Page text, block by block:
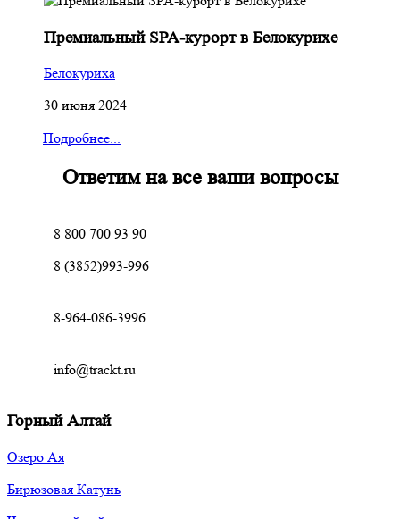
Премиальный SPA-курорт в Белокурихе
Белокуриха
30 июня 2024
Подробнее...
Ответим на все ваши вопросы
8 800 700 93 90
8 (3852)993-996
8-964-086-3996
info@trackt.ru
Горный Алтай
Озеро Ая
Бирюзовая Катунь